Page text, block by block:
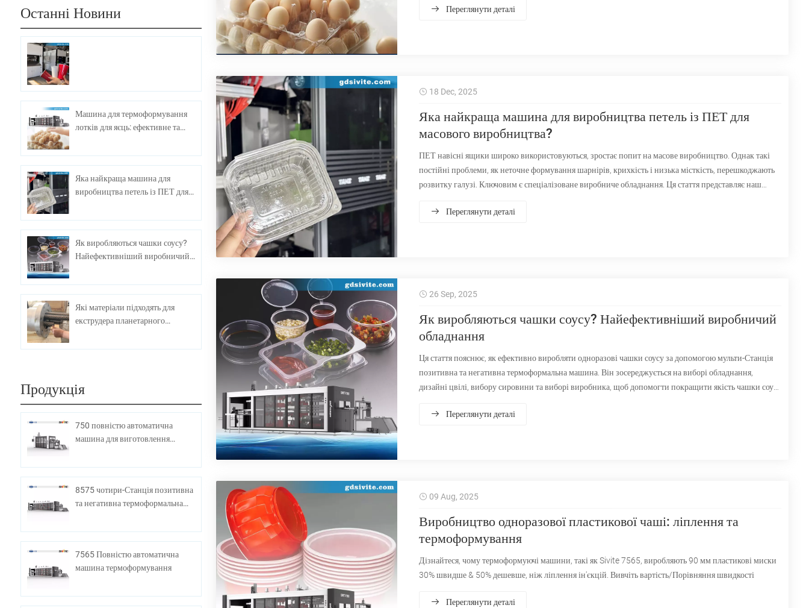
Останні Новини
Машина для термоформування
лотків для яєць: ефективне та
пакування яєць
Яка найкраща машина для
виробництва петель із ПЕТ для
Як виробляються чашки соусу?
Найефективніший виробничий
Які матеріали підходять для
екструдера планетарного
Продукція
750 повністю автоматична
машина для виготовлення
8575 чотири-Станція позитивна
та негативна термоформальна
7565 Повністю автоматична
машина термоформування
Переглянути деталі
18 Dec, 2025
Яка найкраща машина для виробництва петель із ПЕТ для
масового виробництва?
ПЕТ навісні ящики широко використовуються, зростає попит на масове виробництво. Однак такі
постійні проблеми, як неточне формування шарнірів, крихкість і низька місткість, перешкоджають
розвитку галузі. Ключовим є спеціалізоване виробниче обладнання. Ця стаття представляє наш
тиском, аналізуючи її з трьох аспектів: основного обладнання, ключових шарнірних факторів і
Переглянути деталі
26 Sep, 2025
Як виробляються чашки соусу? Найефективніший виробничий
обладнання
Ця стаття пояснює, як ефективно виробляти одноразові чашки соусу за допомогою мульти-Станція
позитивна та негативна термоформальна машина. Він зосереджується на виборі обладнання,
дизайні цвілі, вибору сировини та виборі виробника, щоб допомогти покращити якість чашки соусу
Переглянути деталі
09 Aug, 2025
Виробництво одноразової пластикової чаші: ліплення та
термоформування
Дізнайтеся, чому термоформуючі машини, такі як Sivite 7565, виробляють 90 мм пластикові миски
30% швидше & 50% дешевше, ніж ліплення ін'єкцій. Вивчіть вартість/Порівняння швидкості
Переглянути деталі